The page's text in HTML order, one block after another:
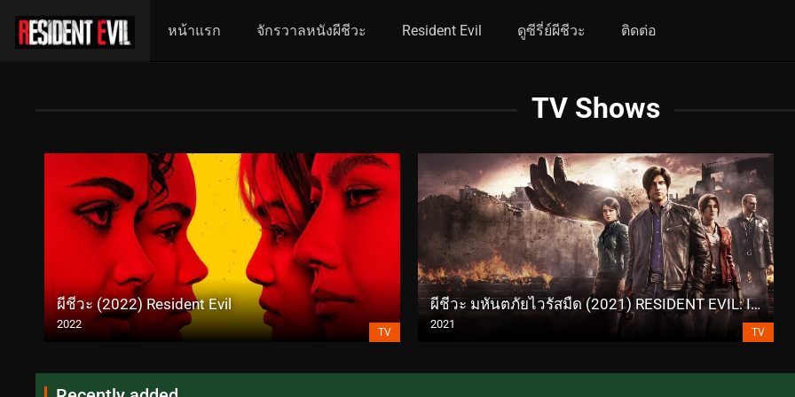
หน้าแรก จักรวาลหนังผีชีวะ Resident Evil ดูซีรี่ย์ผีชีวะ ติดต่อ
TV Shows
ผีชีวะ (2022) Resident Evil
2022
TV
ผีชีวะ มหันตภัยไวรัสมืด (2021) RESIDENT EVIL: Infinite Darkness
2021
TV